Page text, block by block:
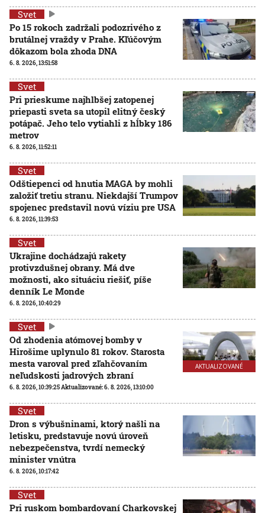
Svet
Po 15 rokoch zadržali podozrivého z
brutálnej vraždy v Prahe. Kľúčovým
dôkazom bola zhoda DNA
6. 8. 2026, 13:51:58
Svet
Pri prieskume najhlbšej zatopenej
priepasti sveta sa utopil elitný český
potápač. Jeho telo vytiahli z hĺbky 186
metrov
6. 8. 2026, 11:52:11
Svet
Odštiepenci od hnutia MAGA by mohli
založiť tretiu stranu. Niekdajší Trumpov
spojenec predstavil novú víziu pre USA
6. 8. 2026, 11:39:53
Svet
Ukrajine dochádzajú rakety
protivzdušnej obrany. Má dve
možnosti, ako situáciu riešiť, píše
denník Le Monde
6. 8. 2026, 10:40:29
AKTUALIZOVANÉ
Svet
Od zhodenia atómovej bomby v
Hirošime uplynulo 81 rokov. Starosta
mesta varoval pred zľahčovaním
neľudskosti jadrových zbraní
6. 8. 2026, 10:39:25 Aktualizované:6. 8. 2026, 13:10:00
Svet
Dron s výbušninami, ktorý našli na
letisku, predstavuje novú úroveň
nebezpečenstva, tvrdí nemecký
minister vnútra
6. 8. 2026, 10:17:42
Svet
Pri ruskom bombardovaní Charkovskej